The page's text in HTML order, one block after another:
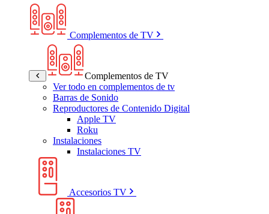
Complementos de TV
Complementos de TV
Ver todo en complementos de tv
Barras de Sonido
Reproductores de Contenido Digital
Apple TV
Roku
Instalaciones
Instalaciones TV
Accesorios TV